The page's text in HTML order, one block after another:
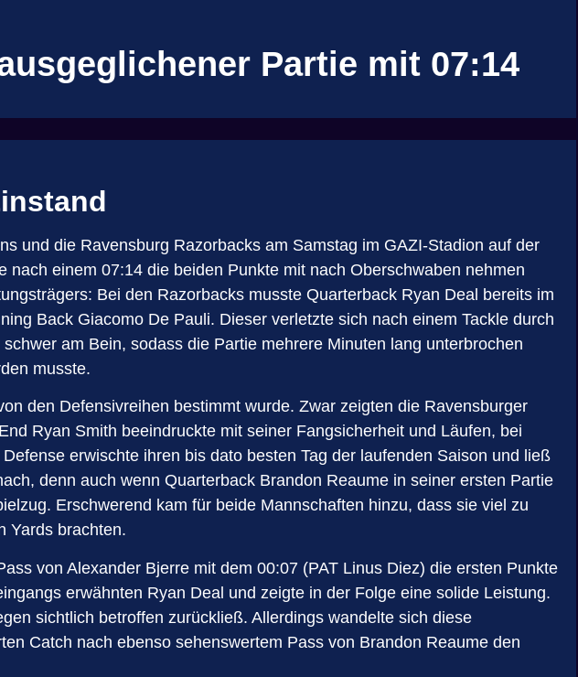
Partie mit 07:14
und die Ravensburg Razorbacks am Samstag im GAZI-Stadion auf der
einem 07:14 die beiden Punkte mit nach Oberschwaben nehmen
Bei den Razorbacks musste Quarterback Ryan Deal bereits im
Back Giacomo De Pauli. Dieser verletzte sich nach einem Tackle durch
am Bein, sodass die Partie mehrere Minuten lang unterbrochen
musste.
den Defensivreihen bestimmt wurde. Zwar zeigten die Ravensburger
Ryan Smith beeindruckte mit seiner Fangsicherheit und Läufen, bei
erwischte ihren bis dato besten Tag der laufenden Saison und ließ
denn auch wenn Quarterback Brandon Reaume in seiner ersten Partie
Erschwerend kam für beide Mannschaften hinzu, dass sie viel zu
Yards brachten.
von Alexander Bjerre mit dem 00:07 (PAT Linus Diez) die ersten Punkte
erwähnten Ryan Deal und zeigte in der Folge eine solide Leistung.
sichtlich betroffen zurückließ. Allerdings wandelte sich diese
Catch nach ebenso sehenswertem Pass von Brandon Reaume den